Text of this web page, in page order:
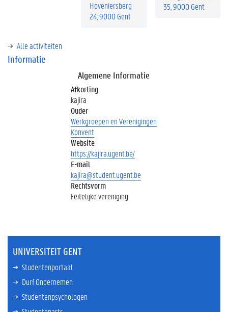
Hoveniersberg
24, 9000 Gent
35, 9000 Gent
Alle activiteiten
Informatie
Algemene Informatie
Afkorting
kajira
Ouder
Werkgroepen en Verenigingen
Konvent
Website
https://kajira.ugent.be/
E-mail
kajira@student.ugent.be
Rechtsvorm
Feitelijke vereniging
UNIVERSITEIT GENT
Studentenportaal
Durf Ondernemen
Studentenpsychologen